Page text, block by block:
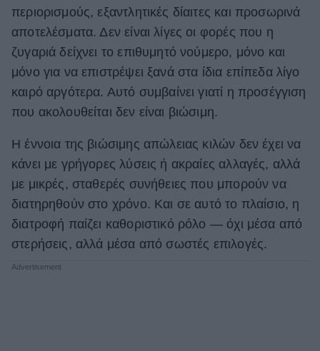
ΒΟΞ
Χωρίς Ταμπέλες
Women's Forum
Hautes Grecians
Γάμος
περιορισμούς, εξαντλητικές δίαιτες και προσωρινά
αποτελέσματα. Δεν είναι λίγες οι φορές που η
ζυγαριά δείχνει το επιθυμητό νούμερο, μόνο και
μόνο για να επιστρέψει ξανά στα ίδια επίπεδα λίγο
καιρό αργότερα. Αυτό συμβαίνει γιατί η προσέγγιση
που ακολουθείται δεν είναι βιώσιμη.
Η έννοια της βιώσιμης απώλειας κιλών δεν έχει να
κάνει με γρήγορες λύσεις ή ακραίες αλλαγές, αλλά
με μικρές, σταθερές συνήθειες που μπορούν να
διατηρηθούν στο χρόνο. Και σε αυτό το πλαίσιο, η
διατροφή παίζει καθοριστικό ρόλο — όχι μέσα από
στερήσεις, αλλά μέσα από σωστές επιλογές.